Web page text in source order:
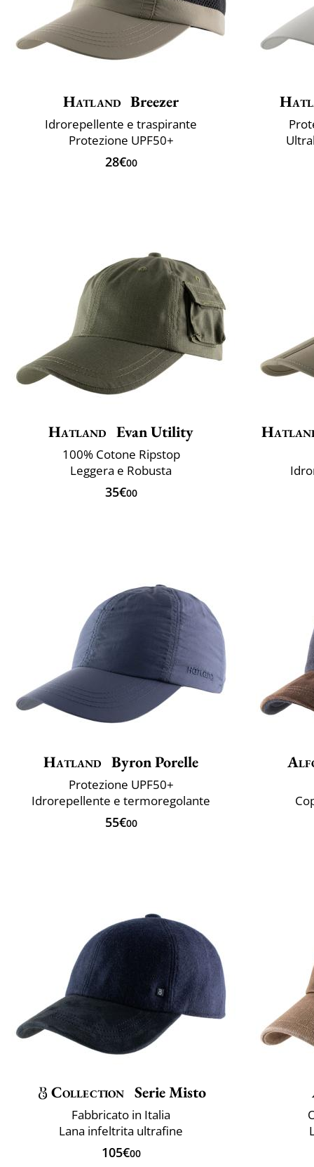
Hatland Breezer
Idrorepellente e traspirante
Protezione UPF50+
28€00
Hatland Evan Utility
100% Cotone Ripstop
Leggera e Robusta
35€00
Hatland Byron Porelle
Protezione UPF50+
Idrorepellente e termoregolante
55€00
Collection Serie Misto
Fabbricato in Italia
Lana infeltrita ultrafine
105€00